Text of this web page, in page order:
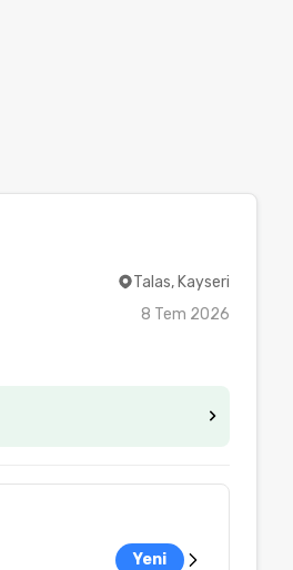
Talas, Kayseri
8 Tem 2026
Yeni